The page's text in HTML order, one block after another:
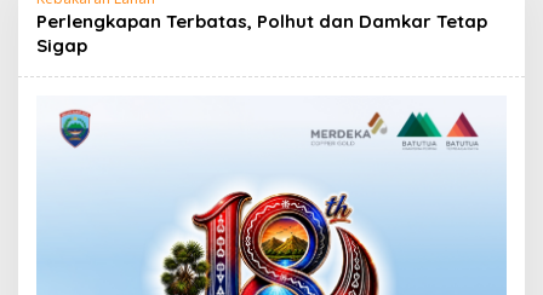
Perlengkapan Terbatas, Polhut dan Damkar Tetap
Sigap